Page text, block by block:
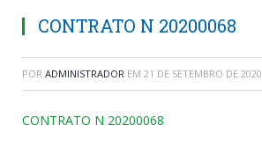
CONTRATO N 20200068
POR ADMINISTRADOR EM 21 DE SETEMBRO DE 2020
CONTRATO N 20200068